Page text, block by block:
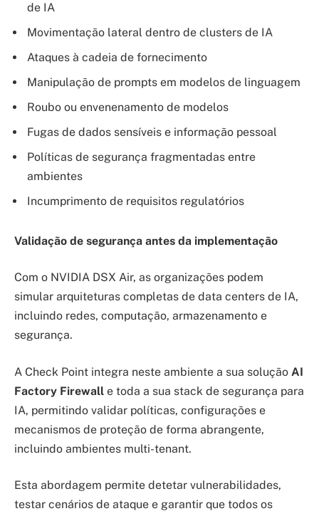
de IA
Movimentação lateral dentro de clusters de IA
Ataques à cadeia de fornecimento
Manipulação de prompts em modelos de linguagem
Roubo ou envenenamento de modelos
Fugas de dados sensíveis e informação pessoal
Políticas de segurança fragmentadas entre
ambientes
Incumprimento de requisitos regulatórios
Validação de segurança antes da implementação
Com o NVIDIA DSX Air, as organizações podem
simular arquiteturas completas de data centers de IA,
incluindo redes, computação, armazenamento e
segurança.
A Check Point integra neste ambiente a sua solução AI
Factory Firewall e toda a sua stack de segurança para
IA, permitindo validar políticas, configurações e
mecanismos de proteção de forma abrangente,
incluindo ambientes multi-tenant.
Esta abordagem permite detetar vulnerabilidades,
testar cenários de ataque e garantir que todos os